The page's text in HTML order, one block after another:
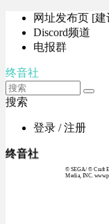
网址发布页 [
Discord频道
电报群
终音社
搜索
登录 / 注册
终音社
© SEGA / © Craft
Media, INC.